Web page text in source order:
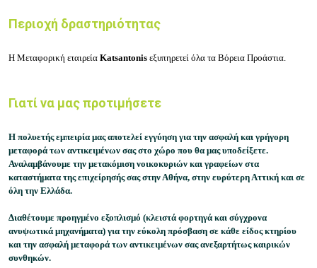
Περιοχή δραστηριότητας
Η Μεταφορική εταιρεία Katsantonis εξυπηρετεί όλα τα Βόρεια Προάστια.
Γιατί να μας προτιμήσετε
Η πολυετής εμπειρία μας αποτελεί εγγύηση για την ασφαλή και γρήγορη
μεταφορά των αντικειμένων σας στο χώρο που θα μας υποδείξετε.
Αναλαμβάνουμε την μετακόμιση νοικοκυριών και γραφείων στα
καταστήματα της επιχείρησής σας στην Αθήνα, στην ευρύτερη Αττική και σε
όλη την Ελλάδα.
Διαθέτουμε προηγμένο εξοπλισμό (κλειστά φορτηγά και σύγχρονα
ανυψωτικά μηχανήματα) για την εύκολη πρόσβαση σε κάθε είδος κτηρίου
και την ασφαλή μεταφορά των αντικειμένων σας ανεξαρτήτως καιρικών
συνθηκών.